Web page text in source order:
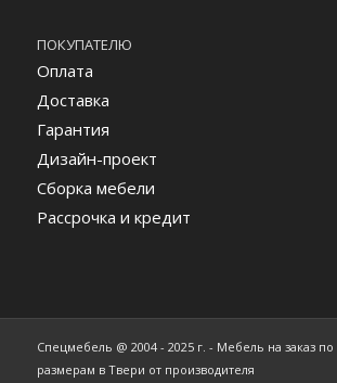
ПОКУПАТЕЛЮ
Оплата
Доставка
Гарантия
Дизайн-проект
Сборка мебели
Рассрочка и кредит
Спецмебель @ 2004 - 2025 г. - Мебель на заказ
размерам в Твери от производителя